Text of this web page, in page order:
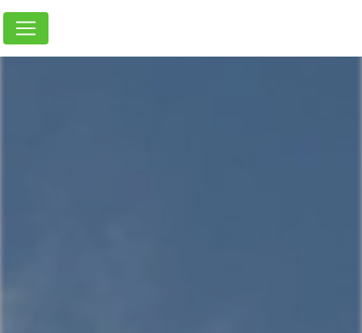
Panneau de gestion des cookies